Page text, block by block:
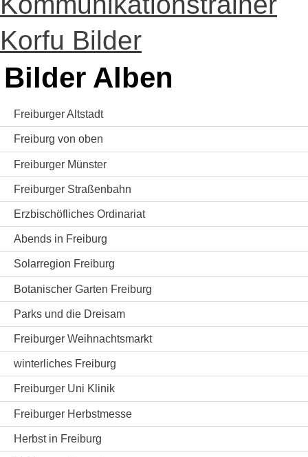
Korfu Bilder
Bilder Alben
Freiburger Altstadt
Freiburg von oben
Freiburger Münster
Freiburger Straßenbahn
Erzbischöfliches Ordinariat
Abends in Freiburg
Solarregion Freiburg
Botanischer Garten Freiburg
Parks und die Dreisam
Freiburger Weihnachtsmarkt
winterliches Freiburg
Freiburger Uni Klinik
Freiburger Herbstmesse
Herbst in Freiburg